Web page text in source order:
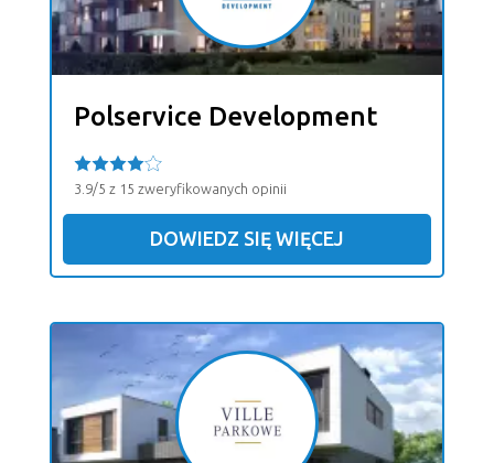
Polservice Development
3.9/5 z 15 zweryfikowanych opinii
DOWIEDZ SIĘ WIĘCEJ